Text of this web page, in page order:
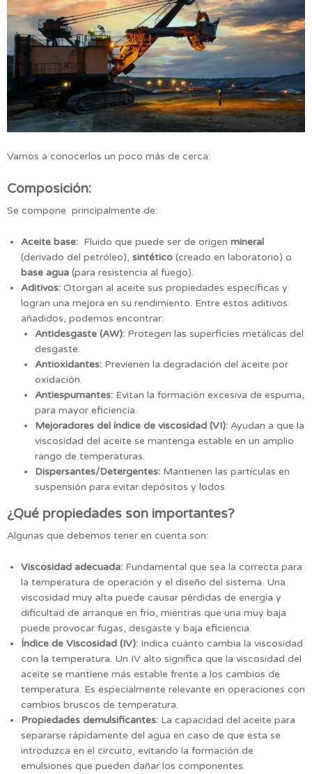
Vamos a conocerlos un poco más de cerca:
Composición:
Se compone principalmente de:
Aceite base: Fluido que puede ser de origen mineral
(derivado del petróleo), sintético (creado en laboratorio) o
base agua (para resistencia al fuego).
Aditivos: Otorgan al aceite sus propiedades específicas y
logran una mejora en su rendimiento. Entre estos aditivos
añadidos, podemos encontrar:
Antidesgaste (AW): Protegen las superficies metálicas del
desgaste.
Antioxidantes: Previenen la degradación del aceite por
oxidación.
Antiespumantes: Evitan la formación excesiva de espuma,
para mayor eficiencia.
Mejoradores del índice de viscosidad (VI): Ayudan a que la
viscosidad del aceite se mantenga estable en un amplio
rango de temperaturas.
Dispersantes/Detergentes: Mantienen las partículas en
suspensión para evitar depósitos y lodos
¿Qué propiedades son importantes?
Algunas que debemos tener en cuenta son:
Viscosidad adecuada: Fundamental que sea la correcta para
la temperatura de operación y el diseño del sistema. Una
viscosidad muy alta puede causar pérdidas de energía y
dificultad de arranque en frío, mientras que una muy baja
puede provocar fugas, desgaste y baja eficiencia.
Índice de Viscosidad (IV): Indica cuánto cambia la viscosidad
con la temperatura. Un IV alto significa que la viscosidad del
aceite se mantiene más estable frente a los cambios de
temperatura. Es especialmente relevante en operaciones con
cambios bruscos de temperatura.
Propiedades demulsificantes: La capacidad del aceite para
separarse rápidamente del agua en caso de que esta se
introduzca en el circuito, evitando la formación de
emulsiones que pueden dañar los componentes.